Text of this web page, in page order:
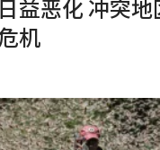
益恶化 冲突
机